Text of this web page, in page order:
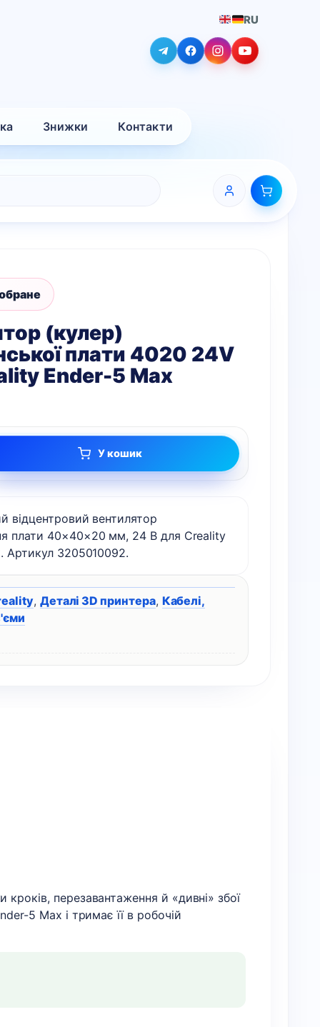
Знижки Контакти
RU
(кулер)
плати 4020 24V
Ender-5 Max
відцентровий вентилятор
плати 40×40×20 мм, 24 В для Creality
Артикул 3205010092.
У кошик
, Деталі 3D принтера, Кабелі,
перезавантаження й «дивні» збої
5 Max і тримає її в робочій